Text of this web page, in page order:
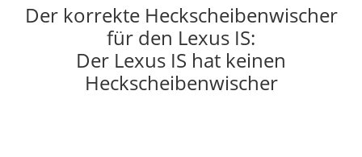
Der korrekte Heckscheibenwischer
für den Lexus IS:
Der Lexus IS hat keinen
Heckscheibenwischer